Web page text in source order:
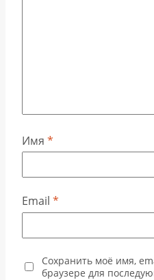
Имя *
Email *
Сохранить моё имя,
браузере для